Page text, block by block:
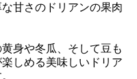
甘さのドリアンの果肉
身や冬瓜、そして豆も
しめる美味しいドリア